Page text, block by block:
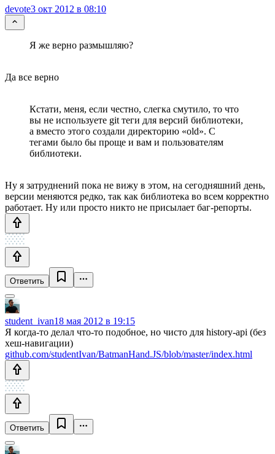
devote3 окт 2012 в 08:10
Я же верно размышляю?
Да все верно
Кстати, меня, если честно, слегка смутило, то что
вы не используете git теги для версий библиотеки,
а вместо этого создали директорию «old». С
тегами было бы проще и вам и пользователям
библиотеки.
Ну я затруднений пока не вижу в этом, на сегодняшний день,
версии меняются редко, так как библиотека во всем корректно
работает. Ну или просто никто не присылает баг-репорты.
Ответить
student_ivan18 мая 2012 в 19:15
Я когда-то делал что-то подобное, но чисто для history-api (без
хеш-навигации)
github.com/studentIvan/BatmanHand.JS/blob/master/index.html
Ответить